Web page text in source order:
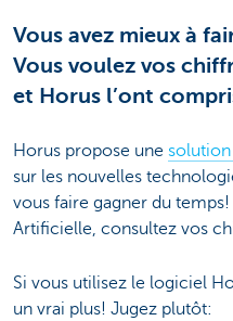
Vous avez mieux à
Vous voulez vos
et Horus l’ont
Horus propose une
sur les nouvelles
vous faire gagner du temps!
Artificielle, consultez vos
Si vous utilisez le logiciel
un vrai plus! Jugez plutôt: